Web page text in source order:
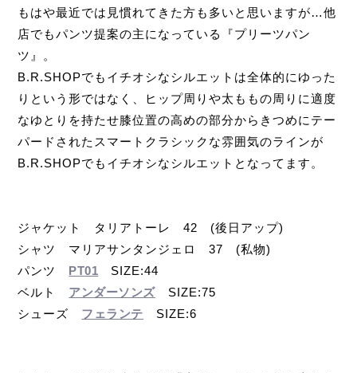
もはや最近では見慣れてきた方も多いと思いますが…他
店でもパンツ提案の主になっている『プリーツパン
ツ』。
B.R.SHOPでもイチオシなシルエットは全体的にゆった
りという形ではなく、ヒップ周りや太ももの周りに適度
なゆとりを持たせ膝位置の高めの部分からきつめにテー
パードされたスマートクラシックな雰囲気のラインが
B.R.SHOPでもイチオシなシルエットとなってます。
ジャケット タリアトーレ 42 (後日アップ)
シャツ マリアサンタンジェロ 37 (私物)
パンツ PT01 SIZE:44
ベルト アンダーソンズSIZE:75
シューズ フェランテ SIZE:6